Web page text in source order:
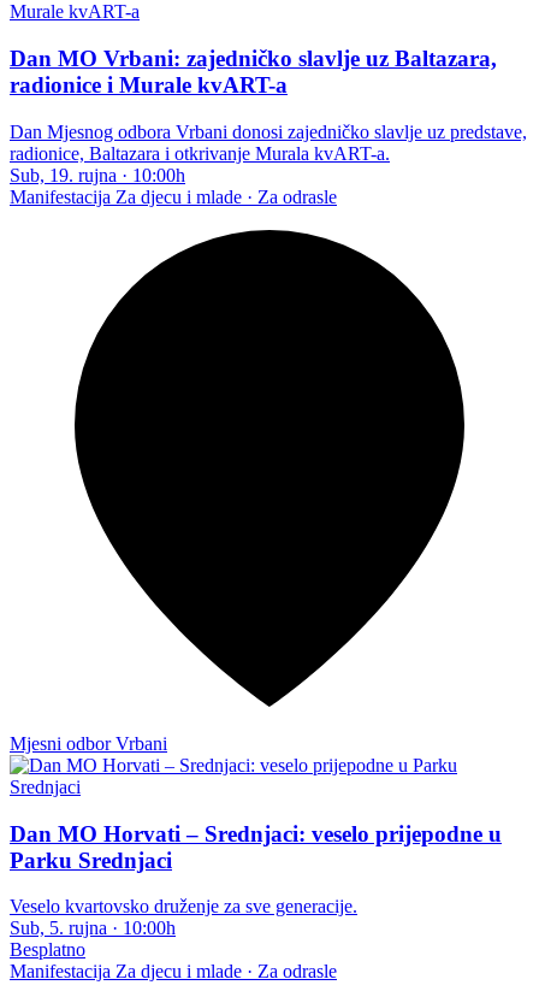
Dan MO Vrbani: zajedničko slavlje uz Baltazara,
radionice i Murale kvART-a
Dan Mjesnog odbora Vrbani donosi zajedničko slavlje uz predstave,
radionice, Baltazara i otkrivanje Murala kvART-a.
Sub, 19. rujna · 10:00h
Manifestacija Za djecu i mlade · Za odrasle
Mjesni odbor Vrbani
Dan MO Horvati – Srednjaci: veselo prijepodne u
Parku Srednjaci
Veselo kvartovsko druženje za sve generacije.
Sub, 5. rujna · 10:00h
Besplatno
Manifestacija Za djecu i mlade · Za odrasle